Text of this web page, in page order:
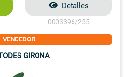
Detalles
0003396/255
VENDEDOR
GIRONA